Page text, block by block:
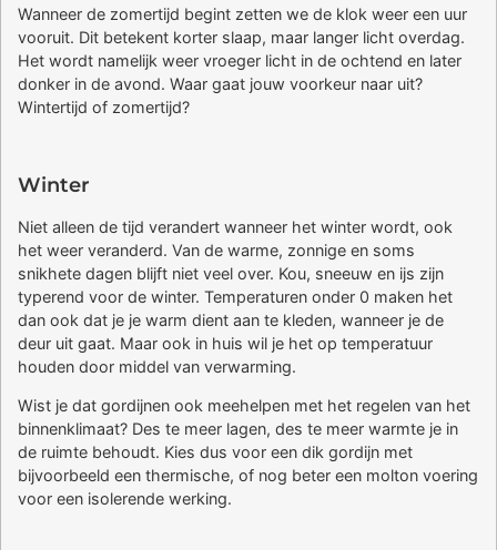
Wanneer de zomertijd begint zetten we de klok weer een uur
vooruit. Dit betekent korter slaap, maar langer licht overdag.
Het wordt namelijk weer vroeger licht in de ochtend en later
donker in de avond. Waar gaat jouw voorkeur naar uit?
Wintertijd of zomertijd?
Winter
Niet alleen de tijd verandert wanneer het winter wordt, ook
het weer veranderd. Van de warme, zonnige en soms
snikhete dagen blijft niet veel over. Kou, sneeuw en ijs zijn
typerend voor de winter. Temperaturen onder 0 maken het
dan ook dat je je warm dient aan te kleden, wanneer je de
deur uit gaat. Maar ook in huis wil je het op temperatuur
houden door middel van verwarming.
Wist je dat gordijnen ook meehelpen met het regelen van het
binnenklimaat? Des te meer lagen, des te meer warmte je in
de ruimte behoudt. Kies dus voor een dik gordijn met
bijvoorbeeld een thermische, of nog beter een molton voering
voor een isolerende werking.